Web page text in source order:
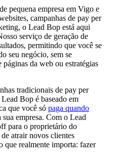
pequena empresa em Vigo e
campanhas de pay per
o Lead Bop está aqui
serviço de geração de
permitindo que você se
seu negócio, sem se
da web ou estratégias
tradicionais de pay per
Bop é baseado em
que você só paga quando
sua empresa. Com o Lead
para o proprietário do
atrair novos clientes
que realmente importa: fazer